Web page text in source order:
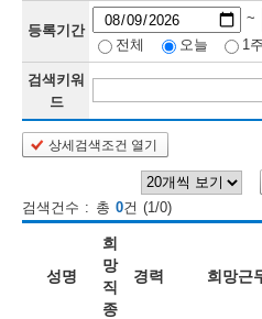
등록기간
~
전체
오늘 1
검색키워
드
상세검색조건 열기
검색건수 : 총 0건 (1/0)
성명
희
망
직
종
경력 희망근
보
인
검